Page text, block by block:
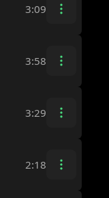
3:09
3:58
3:29
2:18